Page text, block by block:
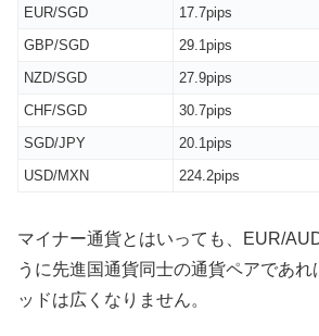
EUR/SGD
17.7pips
GBP/SGD
29.1pips
NZD/SGD
27.9pips
CHF/SGD
30.7pips
SGD/JPY
20.1pips
USD/MXN
224.2pips
マイナー通貨とはいっても、EUR/
うに先進国通貨同士の通貨ペアであれ
ッドは広くなりません。